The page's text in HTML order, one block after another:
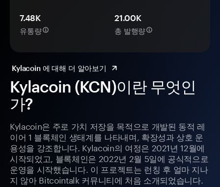
Kylacoin (KCN)이란 무엇인
가?
Kylacoin은 주로 가치 저장을 목적으로 개발된 동적 레
이어 1 블록체인 생태계를 나타내며, 확장성과 상호 운
용성을 강조합니다. Kylacoin의 여정은 2021년 12월에
시작되었고, 블록체인은 2022년 2월 5일에 공식적으로
운영을 시작했습니다. 이 프로젝트는 런칭 후 얼마 지나
지 않아 Bitcointalk 커뮤니티에 처음 소개되었습니다.
7.48K
유통량
21.00K
총 발행량
Kylacoin 에 대해 더 알아보기